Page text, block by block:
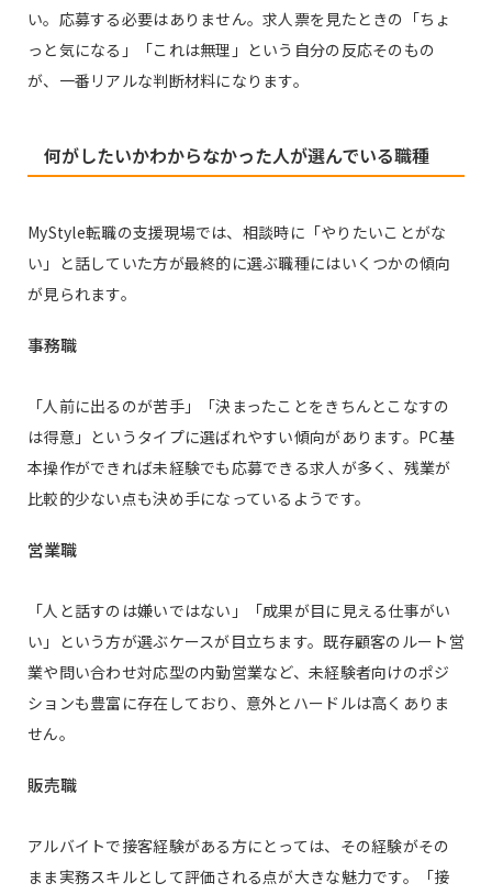
い。応募する必要はありません。求人票を見たときの「ちょ
っと気になる」「これは無理」という自分の反応そのもの
が、一番リアルな判断材料になります。
何がしたいかわからなかった人が選んでいる職種
MyStyle転職の支援現場では、相談時に「やりたいことがな
い」と話していた方が最終的に選ぶ職種にはいくつかの傾向
が見られます。
事務職
「人前に出るのが苦手」「決まったことをきちんとこなすの
は得意」というタイプに選ばれやすい傾向があります。PC基
本操作ができれば未経験でも応募できる求人が多く、残業が
比較的少ない点も決め手になっているようです。
営業職
「人と話すのは嫌いではない」「成果が目に見える仕事がい
い」という方が選ぶケースが目立ちます。既存顧客のルート営
業や問い合わせ対応型の内勤営業など、未経験者向けのポジ
ションも豊富に存在しており、意外とハードルは高くありま
せん。
販売職
アルバイトで接客経験がある方にとっては、その経験がその
まま実務スキルとして評価される点が大きな魅力です。「接